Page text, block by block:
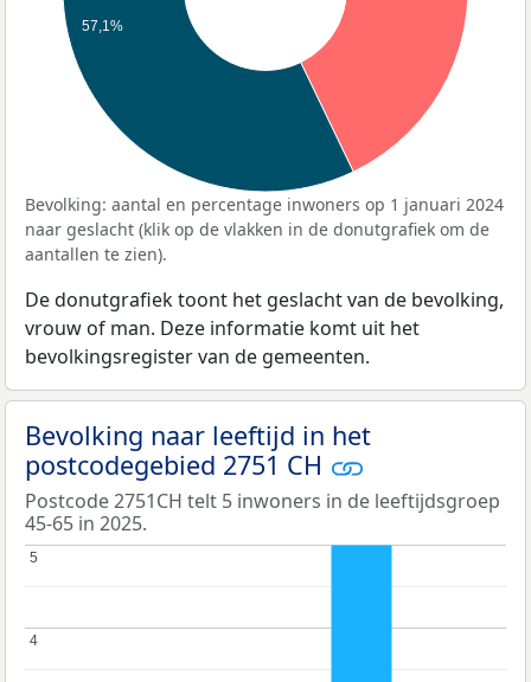
57,1%
Bevolking: aantal en percentage inwoners op 1 januari 2024
naar geslacht (klik op de vlakken in de donutgrafiek om de
aantallen te zien).
De donutgrafiek toont het geslacht van de bevolking,
vrouw of man. Deze informatie komt uit het
bevolkingsregister van de gemeenten.
Bevolking naar leeftijd in het
postcodegebied 2751 CH
Postcode 2751CH telt 5 inwoners in de leeftijdsgroep
45-65 in 2025.
4
4
5
5